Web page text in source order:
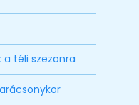
téli szezonra